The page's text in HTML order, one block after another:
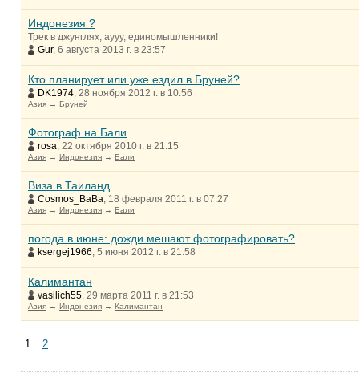
Индонезия ?
Трек в джунглях, аууу, единомышленники!
Gur, 6 августа 2013 г. в 23:57
Кто планирует или уже ездил в Бруней?
DK1974, 28 ноября 2012 г. в 10:56
Азия → Бруней
Фотограф на Бали
rosa, 22 октября 2010 г. в 21:15
Азия → Индонезия → Бали
Виза в Таиланд
Cosmos_BaBa, 18 февраля 2011 г. в 07:27
Азия → Индонезия → Бали
погода в июне: дожди мешают фотографировать?
ksergej1966, 5 июня 2012 г. в 21:58
Калимантан
vasilich55, 29 марта 2011 г. в 21:53
Азия → Индонезия → Калимантан
1 2